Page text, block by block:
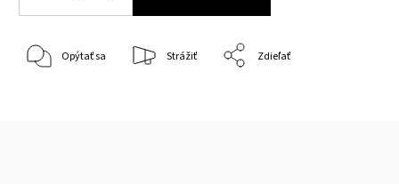
Opýtať sa Strážiť Zdieľať